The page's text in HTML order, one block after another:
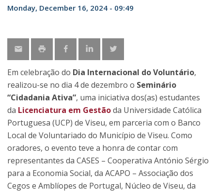
Monday, December 16, 2024 - 09:49
Em celebração do Dia Internacional do Voluntário,
realizou-se no dia 4 de dezembro o Seminário
“Cidadania Ativa”, uma iniciativa dos(as) estudantes
da Licenciatura em Gestãoda Universidade Católica
Portuguesa (UCP) de Viseu, em parceria com o Banco
Local de Voluntariado do Município de Viseu. Como
oradores, o evento teve a honra de contar com
representantes da CASES – Cooperativa António Sérgio
para a Economia Social, da ACAPO – Associação dos
Cegos e Amblíopes de Portugal, Núcleo de Viseu, da